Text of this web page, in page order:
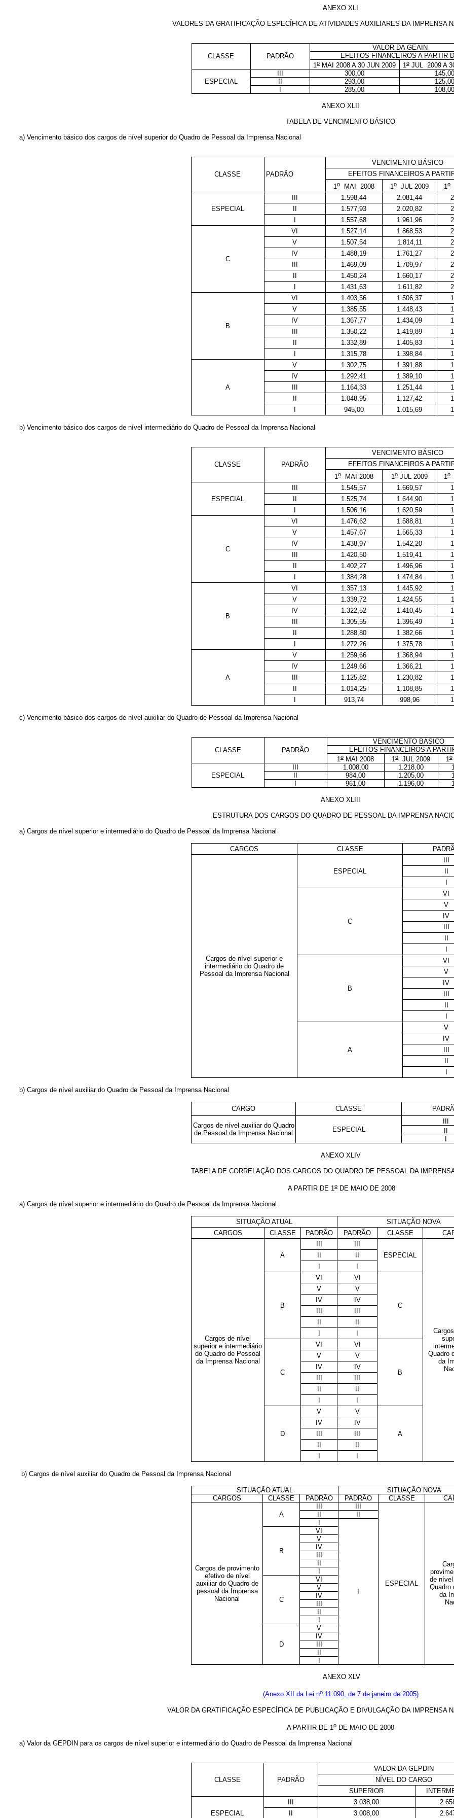
ANEXO XLI
VALORES DA GRATIFICAÇÃO ESPECÍFICA DE ATIVIDADES AUXILIARES DA IMPRENSA
CLASSE PADRÃO
VALOR DA GEAIN
EFEITOS FINANCEIROS A PARTIR
1o MAI 2008 A 30 JUN 2009 1oJUL 2009 A
ESPECIAL
300,00
145,00
293,00
125,00
285,00 108,00
ANEXO XLII
TABELA DE VENCIMENTO BÁSICO
a) Vencimento básico dos cargos de nível superior do Quadro de Pessoal da Imprensa Nacional
CLASSE PADRÃO
VENCIMENTO BÁSICO
EFEITOS FINANCEIROS A
1oMAI 2008 1oJUL 2009 1o
ESPECIAL
1.598,44 2.081,44
1.577,93 2.020,82
1.557,68 1.961,96
C
VI 1.527,14 1.868,53
V
1.507,54 1.814,11
IV
1.488,19 1.761,27
1.469,09 1.709,97
1.450,24 1.660,17
1.431,63 1.611,82
B
VI 1.403,56 1.506,37
V
1.385,55 1.448,43
IV
1.367,77 1.434,09
1.350,22 1.419,89
1.332,89 1.405,83
1.315,78 1.398,84
A
V 1.302,75 1.391,88
IV
1.292,41 1.389,10
1.164,33 1.251,44
1.048,95 1.127,42
945,00 1.015,69
b) Vencimento básico dos cargos de nível intermediário do Quadro de Pessoal da Imprensa Nacional
CLASSE PADRÃO
VENCIMENTO BÁSICO
EFEITOS FINANCEIROS A
1oMAI 2008 1oJUL 2009 1o
ESPECIAL
1.545,57 1.669,57
1.525,74 1.644,90
1.506,16 1.620,59
C
VI 1.476,62 1.588,81
V
1.457,67 1.565,33
IV
1.438,97 1.542,20
1.420,50 1.519,41
1.402,27 1.496,96
1.384,28 1.474,84
B
VI 1.357,13 1.445,92
V
1.339,72 1.424,55
IV
1.322,52 1.410,45
1.305,55 1.396,49
1.288,80 1.382,66
1.272,26 1.375,78
A
V 1.259,66 1.368,94
IV
1.249,66 1.366,21
1.125,82 1.230,82
1.014,25 1.108,85
913,74 998,96
c) Vencimento básico dos cargos de nível auxiliar do Quadro de Pessoal da Imprensa Nacional
CLASSE PADRÃO
VENCIMENTO BÁSICO
EFEITOS FINANCEIROS A
1o MAI 2008 1o JUL 2009 1o
ESPECIAL
1.008,00 1.218,00
984,00 1.205,00
961,00 1.196,00
ANEXO XLIII
ESTRUTURA DOS CARGOS DO QUADRO DE PESSOAL DA IMPRENSA
a) Cargos de nível superior e intermediário do Quadro de Pessoal da Imprensa Nacional
CARGOS CLASSE
Cargos de nível superior e
intermediário do Quadro de
Pessoal da Imprensa Nacional
ESPECIAL
C
VI
V
IV
B
VI
V
IV
A
V
IV
b) Cargos de nível auxiliar do Quadro de Pessoal da Imprensa Nacional
CARGO CLASSE
Cargos de nível auxiliar do Quadro
de Pessoal da Imprensa Nacional
ESPECIAL
ANEXO XLIV
TABELA DE CORRELAÇÃO DOS CARGOS DO QUADRO DE PESSOAL DA
A PARTIR DE 1o DE MAIO DE 2008
a) Cargos de nível superior e intermediário do Quadro de Pessoal da Imprensa Nacional
SITUAÇÃO ATUAL
SITUAÇÃO NOVA
CARGOS
CLASSE PADRÃO PADRÃO CLASSE
Cargos de nível
superior e intermediário
do Quadro de Pessoal
da Imprensa Nacional
A
ESPECIAL
Quadro
da
B
VI VI
C
V
V
IV
IV
C
VI VI
B
V
V
IV
IV
D
V V
A
IV
IV
b) Cargos de nível auxiliar do Quadro de Pessoal da Imprensa Nacional
SITUAÇÃO ATUAL
SITUAÇÃO NOVA
CARGOS
CLASSE PADRÃO PADRÃO CLASSE
Cargos de provimento
efetivo de nível
auxiliar do Quadro de
pessoal da Imprensa
Nacional
A
ESPECIAL
de
Quadro
da
B
VI
V
IV
C
VI
V
IV
D
V
IV
ANEXO XLV
(Anexo XII da Lei no11.090, de 7 de janeiro de 2005)
VALOR DA GRATIFICAÇÃO ESPECÍFICA DE PUBLICAÇÃO E DIVULGAÇÃO DA IMPRENSA
A PARTIR DE 1 o DE MAIO DE 2008
a) Valor da GEPDIN para os cargos de nível superior e intermediário do Quadro de Pessoal da Imprensa Nacional
CLASSE PADRÃO
VALOR DA GEPDIN
NÍVEL DO CARGO
SUPERIOR
ESPECIAL
3.038,00
3.008,00